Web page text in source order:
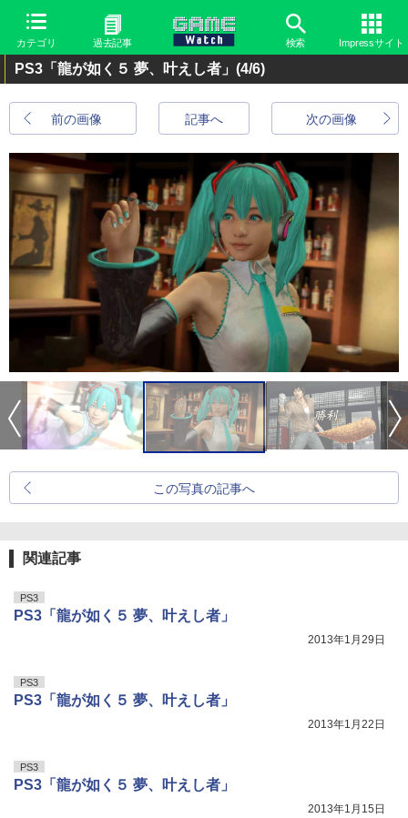
カテゴリ 過去記事 検索 Impressサイト
PS3「龍が如く５ 夢、叶えし者」 (4/6)
前の画像 次の画像
記事へ
この写真の記事へ
関連記事
PS3
PS3「龍が如く５ 夢、叶えし者」
2013年1月29日
PS3
PS3「龍が如く５ 夢、叶えし者」
2013年1月22日
PS3
PS3「龍が如く５ 夢、叶えし者」
2013年1月15日